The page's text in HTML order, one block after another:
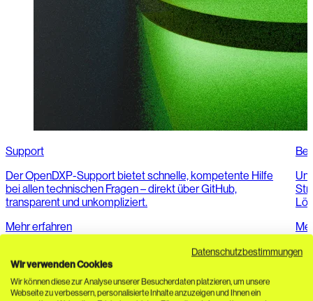
Support
Der OpenDXP-Support bietet schnelle, kompetente Hilfe
bei allen technischen Fragen – direkt über GitHub,
transparent und unkompliziert.
Mehr erfahren
Datenschutzbestimmungen
Wir verwenden Cookies
Wir können diese zur Analyse unserer Besucherdaten platzieren, um unsere
Webseite zu verbessern, personalisierte Inhalte anzuzeigen und Ihnen ein